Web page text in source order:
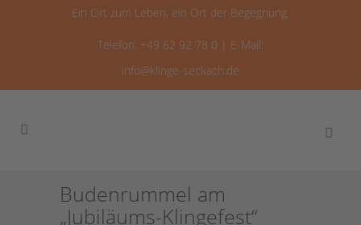
Ein Ort zum Leben, ein Ort der Begegnung.
Telefon: +49 62 92 78 0 | E-Mail:
info@klinge-seckach.de
Budenrummel am
„Jubiläums-Klingefest“